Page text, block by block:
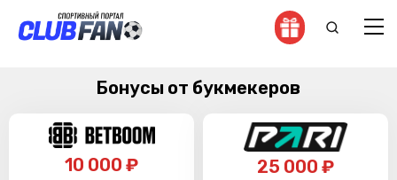
Бонусы от букмекеров
10 000 ₽ 25 000 ₽